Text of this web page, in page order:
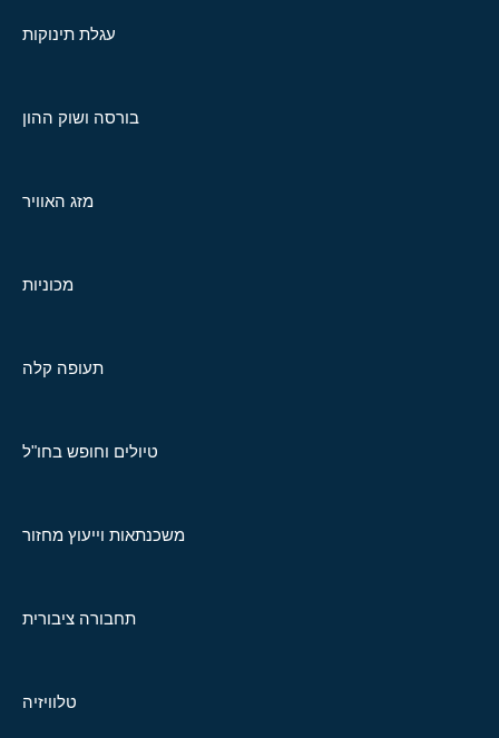
עגלת תינוקות
בורסה ושוק ההון
מזג האוויר
מכוניות
תעופה קלה
טיולים וחופש בחו"ל
משכנתאות וייעוץ מחזור
תחבורה ציבורית
טלוויזיה